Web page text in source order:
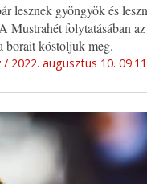
lesznek gyöngyök és
Mustrahét folytatásában
borait kóstoljuk meg.
2022. augusztus 10.